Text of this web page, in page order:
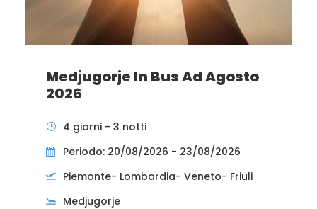
Medjugorje In Bus Ad Agosto
2026
4 giorni - 3 notti
Periodo: 20/08/2026 - 23/08/2026
Piemonte- Lombardia- Veneto- Friuli
Medjugorje